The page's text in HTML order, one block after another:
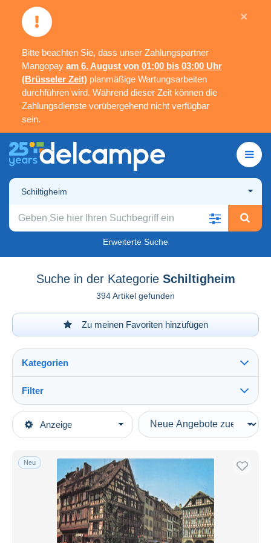
Bitte beachten Sie, dass unser Zahlungspartner
Mangopay am 6. August von 01:00 bis 03:00 Uhr
(Brüsseler Zeit) planmäßige Wartungsarbeiten
durchführen wird. Während dieser Zeit können die
Zahlungsdienste vorübergehend nicht verfügbar
sein.
×
Schiltigheim
Erweiterte Suche
Suche in der Kategorie Schiltigheim
394 Artikel gefunden
Zu meinen Favoriten hinzufügen
Anzeige
Kategorien
Hauptkategorien
Europa
Frankreich
[67] Bas Rhin
Schiltigheim
Filter
Art der Verkäufe
Laufende Angebote
Auktionen mit Geboten
Auktionen ohne Gebote
Auktionshäuser
Verkauft
Neu